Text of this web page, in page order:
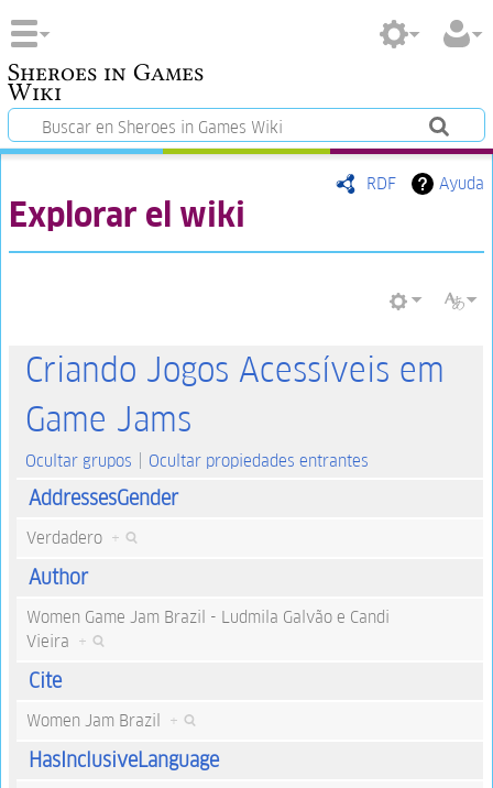
Sheroes in Games
Wiki
RDF Ayuda
Explorar el wiki
Criando Jogos Acessíveis em
Game Jams
Ocultar grupos Ocultar propiedades entrantes
AddressesGender
Verdadero +
Author
Women Game Jam Brazil - Ludmila Galvão e Candi
Vieira +
Cite
Women Jam Brazil +
HasInclusiveLanguage